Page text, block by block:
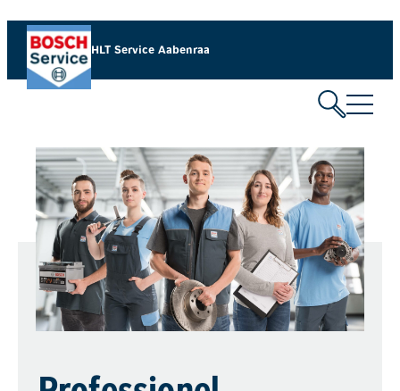
HLT Service Aabenraa​